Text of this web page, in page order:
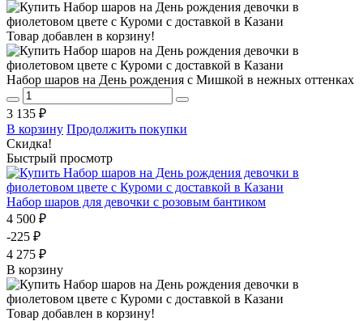
Товар добавлен в корзину!
Набор шаров на День рождения с Мишкой в нежных оттенках
3 135 ₽
В корзину Продолжить покупки
Скидка!
Быстрый просмотр
Набор шаров для девочки с розовым бантиком
4 500 ₽
-225 ₽
4 275 ₽
В корзину
Товар добавлен в корзину!